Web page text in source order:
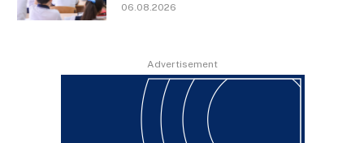
06.08.2026
Advertisement